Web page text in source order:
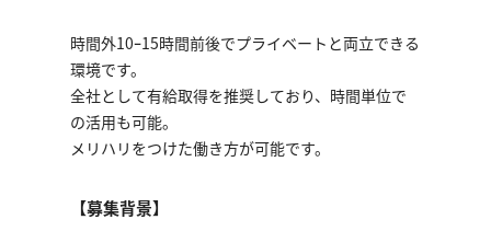
時間外10ｰ15時間前後でプライベートと両立できる
環境です。
全社として有給取得を推奨しており、時間単位で
の活用も可能。
メリハリをつけた働き方が可能です。
【募集背景】